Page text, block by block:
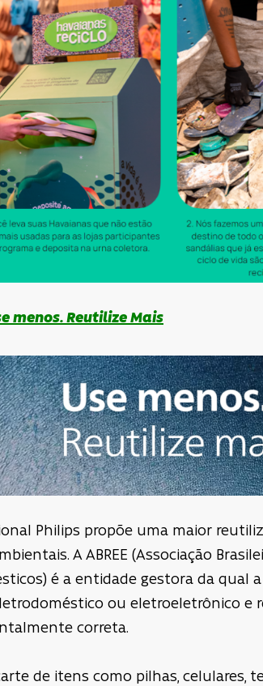
menos. Reutilize Mais
Philips propõe uma maior
A ABREE (Associação
é a entidade gestora da qual
ou eletroeletrônico e
correta.
de itens como pilhas, celulares,